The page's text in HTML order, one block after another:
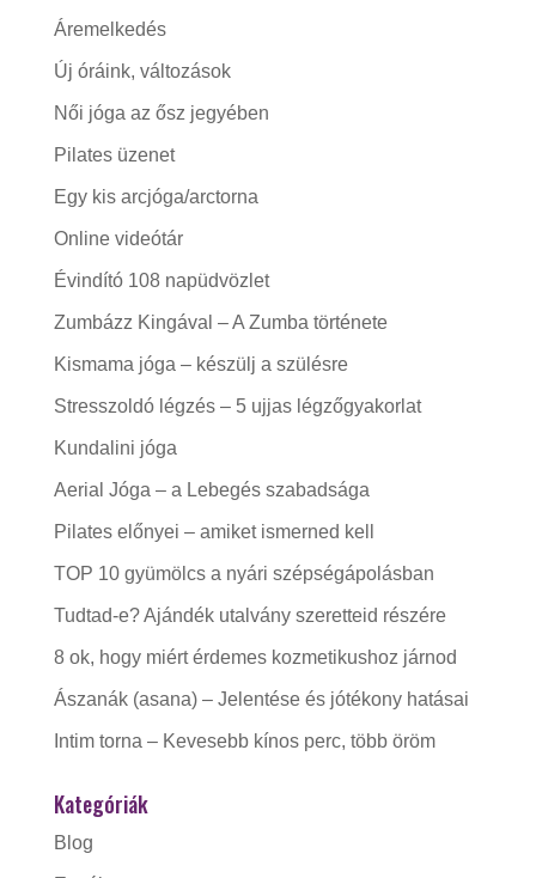
Áremelkedés
Új óráink, változások
Női jóga az ősz jegyében
Pilates üzenet
Egy kis arcjóga/arctorna
Online videótár
Évindító 108 napüdvözlet
Zumbázz Kingával – A Zumba története
Kismama jóga – készülj a szülésre
Stresszoldó légzés – 5 ujjas légzőgyakorlat
Kundalini jóga
Aerial Jóga – a Lebegés szabadsága
Pilates előnyei – amiket ismerned kell
TOP 10 gyümölcs a nyári szépségápolásban
Tudtad-e? Ajándék utalvány szeretteid részére
8 ok, hogy miért érdemes kozmetikushoz járnod
Ászanák (asana) – Jelentése és jótékony hatásai
Intim torna – Kevesebb kínos perc, több öröm
Kategóriák
Blog